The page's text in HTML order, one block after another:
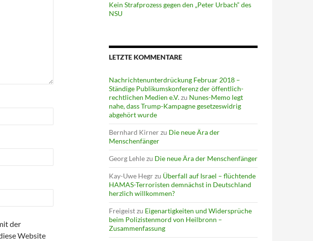
der
Website
Kein Strafprozess gegen den „Peter Urbach“ des
NSU
LETZTE KOMMENTARE
Nachrichtenunterdrückung Februar 2018 –
Ständige Publikumskonferenz der öffentlich-
rechtlichen Medien e.V.zu Nunes-Memo legt
nahe, dass Trump-Kampagne gesetzeswidrig
abgehört wurde
Bernhard Kirnerzu Die neue Ära der
Menschenfänger
Georg Lehlezu Die neue Ära der Menschenfänger
Kay-Uwe Hegrzu Überfall auf Israel – flüchtende
HAMAS-Terroristen demnächst in Deutschland
herzlich willkommen?
Freigeistzu Eigenartigkeiten und Widersprüche
beim Polizistenmord von Heilbronn –
Zusammenfassung